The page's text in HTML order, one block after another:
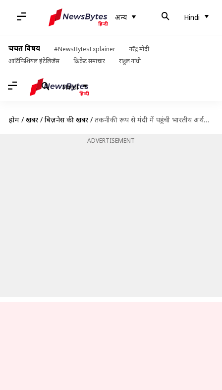
अन्य Hindi
चर्चित विषय #NewsBytesExplainer
नरेंद्र मोदी
आर्टिफिशियल इंटेलिजेंस
क्रिकेट समाचार राहुल गांधी
Hindi
होम / खबरें / बिज़नेस की खबरें / तकनीकी रूप से मंदी में पहुंची भारतीय अर्थव्यवस्था, GDP में 7.5 प्रतिशत की गिरावट
ADVERTISEMENT